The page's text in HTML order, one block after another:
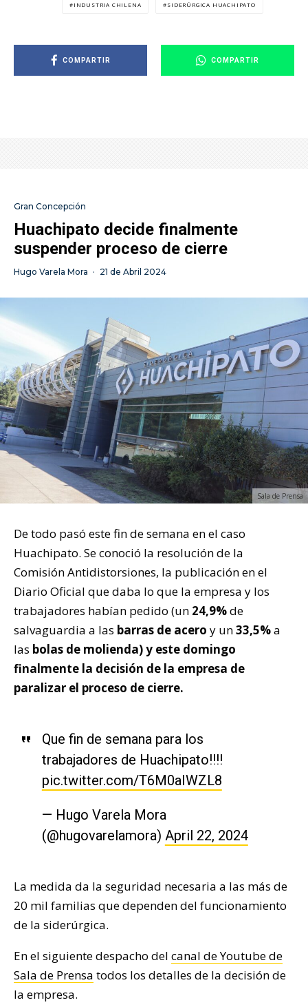
INDUSTRIA CHILENA SIDERÚRGICA HUACHIPATO
COMPARTIR COMPARTIR
Gran Concepción
Huachipato decide finalmente
suspender proceso de cierre
Hugo Varela Mora · 21 de Abril 2024
Sala de Prensa
De todo pasó este fin de semana en el caso
Huachipato. Se conoció la resolución de la
Comisión Antidistorsiones, la publicación en el
Diario Oficial que daba lo que la empresa y los
trabajadores habían pedido (un 24,9%de
salvaguardia a las barras de acero y un33,5%a
las bolas de molienda) y este domingo
finalmente la decisión de la empresa de
paralizar el proceso de cierre.
Que fin de semana para los
trabajadores de Huachipato!!!!
pic.twitter.com/T6M0aIWZL8
— Hugo Varela Mora
(@hugovarelamora) April 22, 2024
La medida da la seguridad necesaria a las más de
20 mil familias que dependen del funcionamiento
de la siderúrgica.
En el siguiente despacho del canal de Youtube de
Sala de Prensa todos los detalles de la decisión de
la empresa.